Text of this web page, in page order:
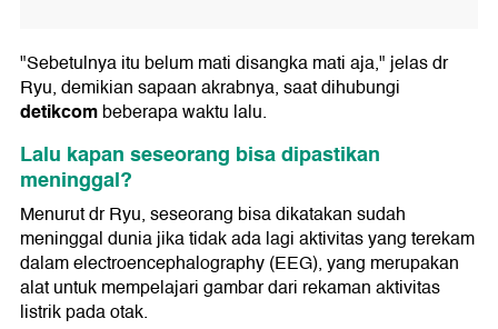
"Sebetulnya itu belum mati disangka mati aja," jelas dr
Ryu, demikian sapaan akrabnya, saat dihubungi
detikcombeberapa waktu lalu.
Lalu kapan seseorang bisa dipastikan
meninggal?
Menurut dr Ryu, seseorang bisa dikatakan sudah
meninggal dunia jika tidak ada lagi aktivitas yang terekam
dalam electroencephalography (EEG), yang merupakan
alat untuk mempelajari gambar dari rekaman aktivitas
listrik pada otak.